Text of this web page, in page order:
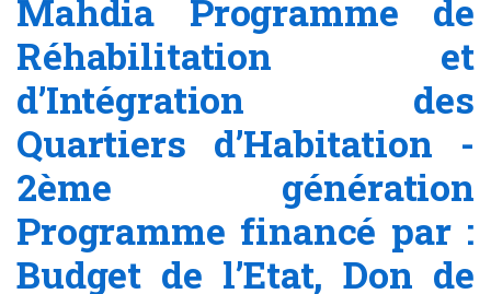
Mahdia Programme de
Réhabilitation et
d’Intégration des
Quartiers d’Habitation -
2ème génération
Programme financé par :
Budget de l’Etat, Don de